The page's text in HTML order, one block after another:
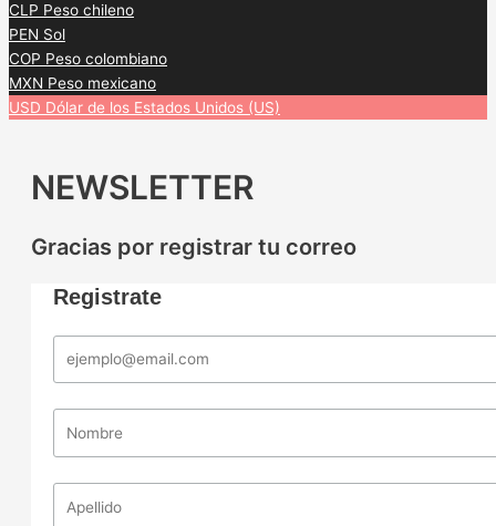
CLP Peso chileno
PEN Sol
COP Peso colombiano
MXN Peso mexicano
USD Dólar de los Estados Unidos (US)
NEWSLETTER
Gracias por registrar tu correo
Registrate